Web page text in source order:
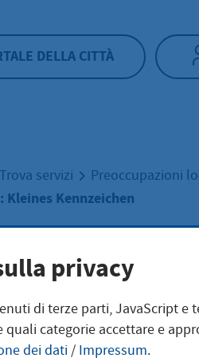
DELLA CITTÀ
Trova servizi Preoccupazioni
Kleines Kennzeichen
privacy
di terze parti, JavaScript
quali categorie accettare e
dei dati / Impressum.